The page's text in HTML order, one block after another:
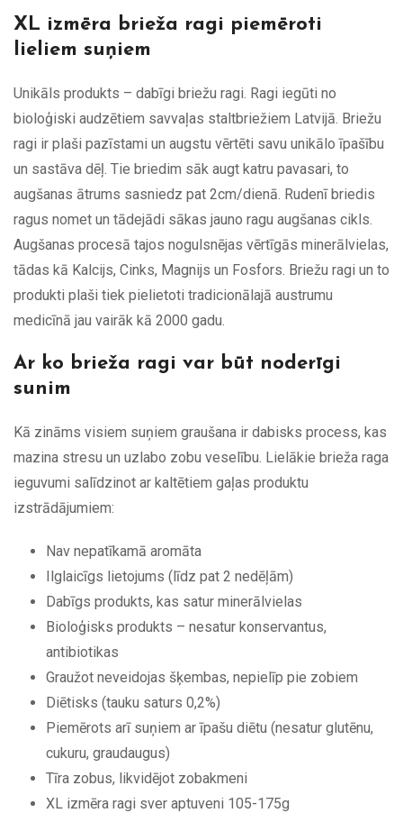
XL izmēra brieža ragi piemēroti
lieliem suņiem
Unikāls produkts – dabīgi briežu ragi. Ragi iegūti no
bioloģiski audzētiem savvaļas staltbriežiem Latvijā. Briežu
ragi ir plaši pazīstami un augstu vērtēti savu unikālo īpašību
un sastāva dēļ. Tie briedim sāk augt katru pavasari, to
augšanas ātrums sasniedz pat 2cm/dienā. Rudenī briedis
ragus nomet un tādejādi sākas jauno ragu augšanas cikls.
Augšanas procesā tajos nogulsnējas vērtīgās minerālvielas,
tādas kā Kalcijs, Cinks, Magnijs un Fosfors. Briežu ragi un to
produkti plaši tiek pielietoti tradicionālajā austrumu
medicīnā jau vairāk kā 2000 gadu.
Ar ko brieža ragi var būt noderīgi
sunim
Kā zināms visiem suņiem graušana ir dabisks process, kas
mazina stresu un uzlabo zobu veselību. Lielākie brieža raga
ieguvumi salīdzinot ar kaltētiem gaļas produktu
izstrādājumiem:
Nav nepatīkamā aromāta
Ilglaicīgs lietojums (līdz pat 2 nedēļām)
Dabīgs produkts, kas satur minerālvielas
Bioloģisks produkts – nesatur konservantus,
antibiotikas
Graužot neveidojas šķembas, nepielīp pie zobiem
Diētisks (tauku saturs 0,2%)
Piemērots arī suņiem ar īpašu diētu (nesatur glutēnu,
cukuru, graudaugus)
Tīra zobus, likvidējot zobakmeni
XL izmēra ragi sver aptuveni 105-175g